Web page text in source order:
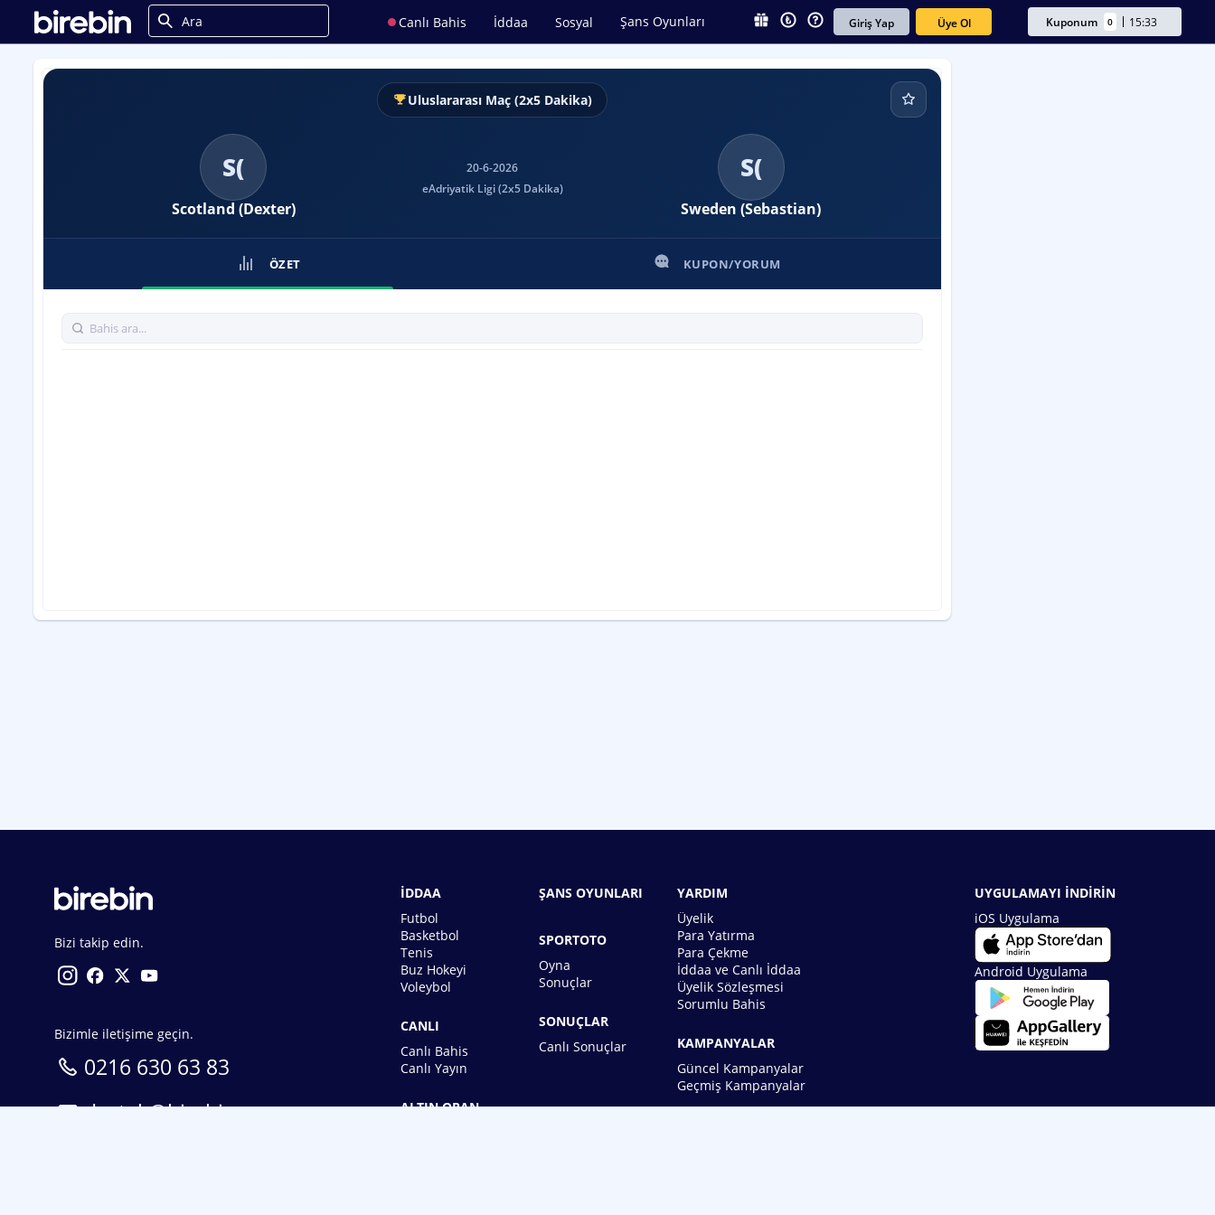
Canlı Bahis İddaa Sosyal Şans Oyunları Giriş Yap Üye Ol Kuponum 0 15:33
Uluslararası Maç (2x5 Dakika)
S(
Scotland (Dexter)
20-6-2026
eAdriyatik Ligi (2x5 Dakika)
S(
Sweden (Sebastian)
ÖZET KUPON/YORUM
Bizi takip edin.
Bizimle iletişime geçin.
0216 630 63 83
destek@birebin.com
İDDAA
Futbol
Basketbol
Tenis
Buz Hokeyi
Voleybol
CANLI
Canlı Bahis
Canlı Yayın
ALTIN ORAN
ŞANS OYUNLARI
SPORTOTO
Oyna
Sonuçlar
SONUÇLAR
Canlı Sonuçlar
YARDIM
Üyelik
Para Yatırma
Para Çekme
İddaa ve Canlı İddaa
Üyelik Sözleşmesi
Sorumlu Bahis
KAMPANYALAR
Güncel Kampanyalar
Geçmiş Kampanyalar
UYGULAMAYI İNDİRİN
iOS Uygulama
Android Uygulama